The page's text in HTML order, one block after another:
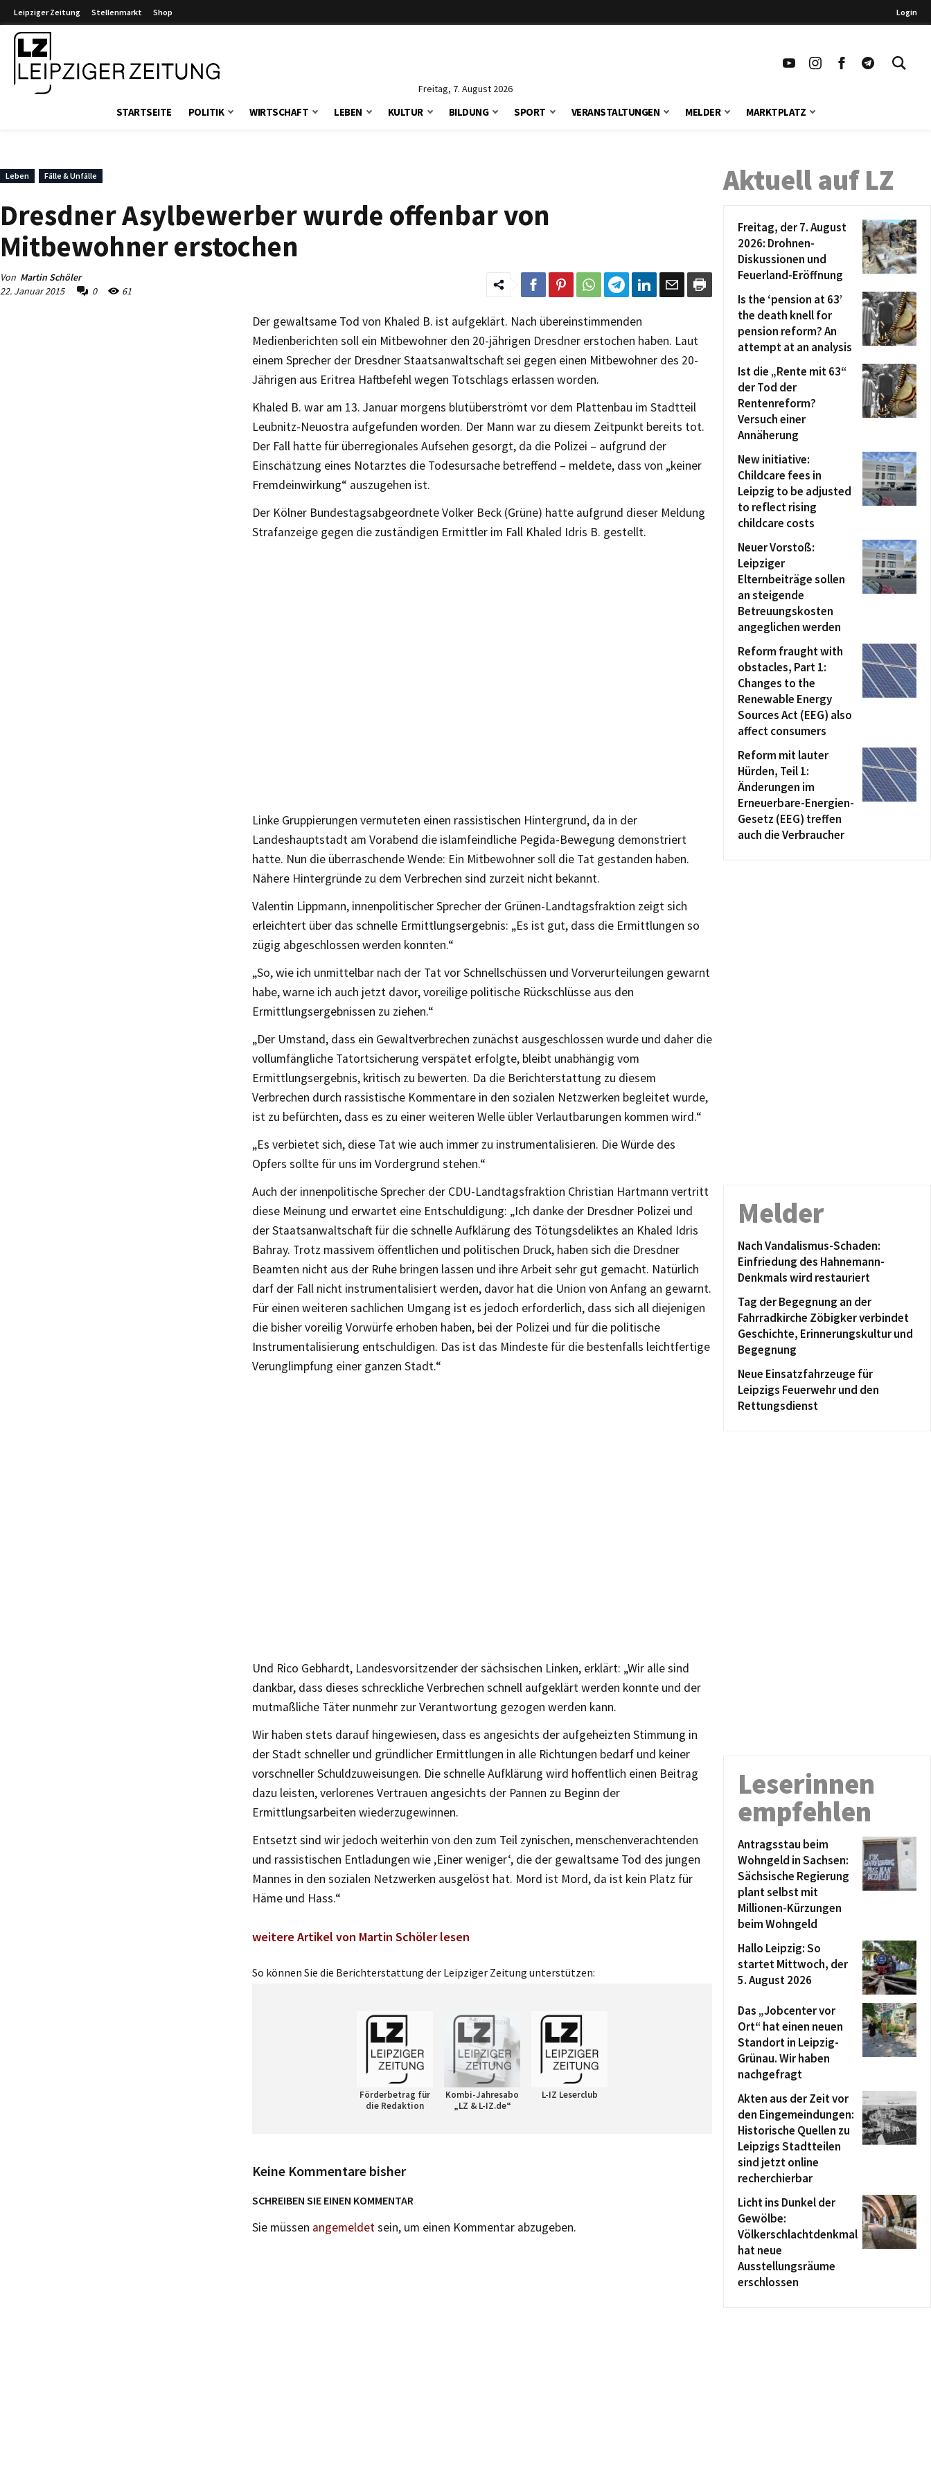
Leipziger Zeitung Stellenmarkt Shop Login
Freitag, 7. August 2026
STARTSEITE POLITIK WIRTSCHAFT LEBEN KULTUR BILDUNG SPORT VERANSTALTUNGEN MELDER MARKTPLATZ
Leben Fälle & Unfälle
Dresdner Asylbewerber wurde offenbar von
Mitbewohner erstochen
Von Martin Schöler
22. Januar 2015
0 61
Der gewaltsame Tod von Khaled B. ist aufgeklärt. Nach übereinstimmenden
Medienberichten soll ein Mitbewohner den 20-jährigen Dresdner erstochen haben. Laut
einem Sprecher der Dresdner Staatsanwaltschaft sei gegen einen Mitbewohner des 20-
Jährigen aus Eritrea Haftbefehl wegen Totschlags erlassen worden.
Khaled B. war am 13. Januar morgens blutüberströmt vor dem Plattenbau im Stadtteil
Leubnitz-Neuostra aufgefunden worden. Der Mann war zu diesem Zeitpunkt bereits tot.
Der Fall hatte für überregionales Aufsehen gesorgt, da die Polizei – aufgrund der
Einschätzung eines Notarztes die Todesursache betreffend – meldete, dass von „keiner
Fremdeinwirkung“ auszugehen ist.
Der Kölner Bundestagsabgeordnete Volker Beck (Grüne) hatte aufgrund dieser Meldung
Strafanzeige gegen die zuständigen Ermittler im Fall Khaled Idris B. gestellt.
Linke Gruppierungen vermuteten einen rassistischen Hintergrund, da in der
Landeshauptstadt am Vorabend die islamfeindliche Pegida-Bewegung demonstriert
hatte. Nun die überraschende Wende: Ein Mitbewohner soll die Tat gestanden haben.
Nähere Hintergründe zu dem Verbrechen sind zurzeit nicht bekannt.
Valentin Lippmann, innenpolitischer Sprecher der Grünen-Landtagsfraktion zeigt sich
erleichtert über das schnelle Ermittlungsergebnis: „Es ist gut, dass die Ermittlungen so
zügig abgeschlossen werden konnten.“
„So, wie ich unmittelbar nach der Tat vor Schnellschüssen und Vorverurteilungen gewarnt
habe, warne ich auch jetzt davor, voreilige politische Rückschlüsse aus den
Ermittlungsergebnissen zu ziehen.“
„Der Umstand, dass ein Gewaltverbrechen zunächst ausgeschlossen wurde und daher die
vollumfängliche Tatortsicherung verspätet erfolgte, bleibt unabhängig vom
Ermittlungsergebnis, kritisch zu bewerten. Da die Berichterstattung zu diesem
Verbrechen durch rassistische Kommentare in den sozialen Netzwerken begleitet wurde,
ist zu befürchten, dass es zu einer weiteren Welle übler Verlautbarungen kommen wird.“
„Es verbietet sich, diese Tat wie auch immer zu instrumentalisieren. Die Würde des
Opfers sollte für uns im Vordergrund stehen.“
Auch der innenpolitische Sprecher der CDU-Landtagsfraktion Christian Hartmann vertritt
diese Meinung und erwartet eine Entschuldigung: „Ich danke der Dresdner Polizei und
der Staatsanwaltschaft für die schnelle Aufklärung des Tötungsdeliktes an Khaled Idris
Bahray. Trotz massivem öffentlichen und politischen Druck, haben sich die Dresdner
Beamten nicht aus der Ruhe bringen lassen und ihre Arbeit sehr gut gemacht. Natürlich
darf der Fall nicht instrumentalisiert werden, davor hat die Union von Anfang an gewarnt.
Für einen weiteren sachlichen Umgang ist es jedoch erforderlich, dass sich all diejenigen
die bisher voreilig Vorwürfe erhoben haben, bei der Polizei und für die politische
Instrumentalisierung entschuldigen. Das ist das Mindeste für die bestenfalls leichtfertige
Verunglimpfung einer ganzen Stadt.“
Und Rico Gebhardt, Landesvorsitzender der sächsischen Linken, erklärt: „Wir alle sind
dankbar, dass dieses schreckliche Verbrechen schnell aufgeklärt werden konnte und der
mutmaßliche Täter nunmehr zur Verantwortung gezogen werden kann.
Wir haben stets darauf hingewiesen, dass es angesichts der aufgeheizten Stimmung in
der Stadt schneller und gründlicher Ermittlungen in alle Richtungen bedarf und keiner
vorschneller Schuldzuweisungen. Die schnelle Aufklärung wird hoffentlich einen Beitrag
dazu leisten, verlorenes Vertrauen angesichts der Pannen zu Beginn der
Ermittlungsarbeiten wiederzugewinnen.
Entsetzt sind wir jedoch weiterhin von den zum Teil zynischen, menschenverachtenden
und rassistischen Entladungen wie ‚Einer weniger‘, die der gewaltsame Tod des jungen
Mannes in den sozialen Netzwerken ausgelöst hat. Mord ist Mord, da ist kein Platz für
Häme und Hass.“
weitere Artikel von Martin Schöler lesen
So können Sie die Berichterstattung der Leipziger Zeitung unterstützen:
Förderbetrag für
die Redaktion
Kombi-Jahresabo
„LZ & L-IZ.de“
L-IZ Leserclub
Keine Kommentare bisher
SCHREIBEN SIE EINEN KOMMENTAR
Sie müssen angemeldetsein, um einen Kommentar abzugeben.
Aktuell auf LZ
Freitag, der 7. August
2026: Drohnen-
Diskussionen und
Feuerland-Eröffnung
Is the ‘pension at 63’
the death knell for
pension reform? An
attempt at an analysis
Ist die „Rente mit 63“
der Tod der
Rentenreform?
Versuch einer
Annäherung
New initiative:
Childcare fees in
Leipzig to be adjusted
to reflect rising
childcare costs
Neuer Vorstoß:
Leipziger
Elternbeiträge sollen
an steigende
Betreuungskosten
angeglichen werden
Reform fraught with
obstacles, Part 1:
Changes to the
Renewable Energy
Sources Act (EEG) also
affect consumers
Reform mit lauter
Hürden, Teil 1:
Änderungen im
Erneuerbare-Energien-
Gesetz (EEG) treffen
auch die Verbraucher
Melder
Nach Vandalismus-Schaden:
Einfriedung des Hahnemann-
Denkmals wird restauriert
Tag der Begegnung an der
Fahrradkirche Zöbigker verbindet
Geschichte, Erinnerungskultur und
Begegnung
Neue Einsatzfahrzeuge für
Leipzigs Feuerwehr und den
Rettungsdienst
Leserinnen
empfehlen
Antragsstau beim
Wohngeld in Sachsen:
Sächsische Regierung
plant selbst mit
Millionen-Kürzungen
beim Wohngeld
Hallo Leipzig: So
startet Mittwoch, der
5. August 2026
Das „Jobcenter vor
Ort“ hat einen neuen
Standort in Leipzig-
Grünau. Wir haben
nachgefragt
Akten aus der Zeit vor
den Eingemeindungen:
Historische Quellen zu
Leipzigs Stadtteilen
sind jetzt online
recherchierbar
Licht ins Dunkel der
Gewölbe:
Völkerschlachtdenkmal
hat neue
Ausstellungsräume
erschlossen